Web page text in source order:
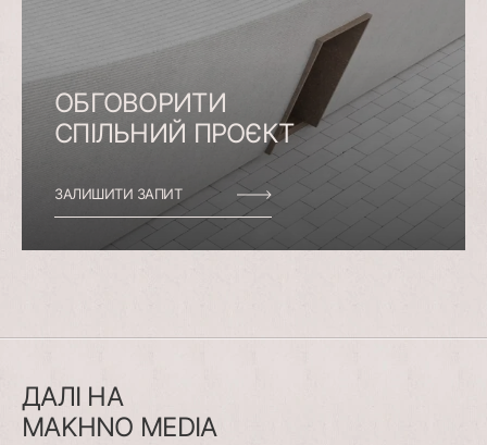
ОБГОВОРИТИ
СПІЛЬНИЙ ПРОЄКТ
ЗАЛИШИТИ ЗАПИТ
ДАЛІ НА
MAKHNO MEDIA